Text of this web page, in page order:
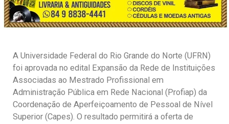
A Universidade Federal do Rio Grande do Norte (UFRN)
foi aprovada no edital Expansão da Rede de Instituições
Associadas ao Mestrado Profissional em
Administração Pública em Rede Nacional (Profiap) da
Coordenação de Aperfeiçoamento de Pessoal de Nível
Superior (Capes). O resultado permitirá a oferta de